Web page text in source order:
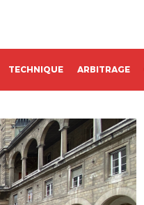
TECHNIQUE ARBITRAGE